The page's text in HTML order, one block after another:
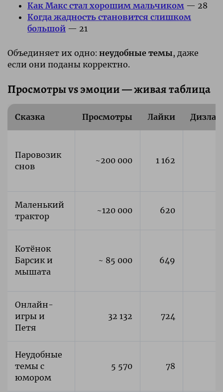
Как Макс стал хорошим мальчиком — 28
Когда жадность становится слишком
большой — 21
Объединяет их одно: неудобные темы, даже
если они поданы корректно.
Просмотры vs эмоции — живая таблица
Сказка Просмотры Лайки
Паровозик
снов
~200 000 1 162
Маленький
трактор
~120 000 620
Котёнок
Барсик и
мышата
~ 85 000 649
Онлайн-
игры и
Петя
32 132 724
Неудобные
темы с
юмором
5 570 78